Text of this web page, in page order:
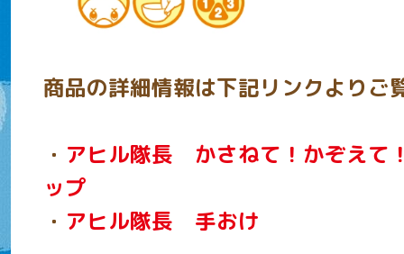
商品の詳細情報は下記リンクよりご
・ アヒル隊長 かさねて！かぞえて
ップ
・ アヒル隊長 手おけ